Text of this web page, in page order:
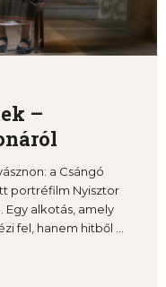
–
a Csángó
portréfilm Nyisztor
Egy alkotás, amely
fel, hanem hitből ...